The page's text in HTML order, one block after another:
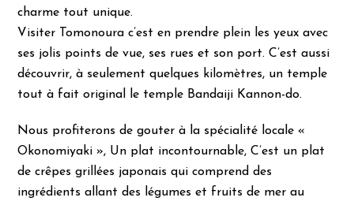
charme tout unique.
Visiter Tomonoura c’est en prendre plein les yeux avec
ses jolis points de vue, ses rues et son port. C’est aussi
découvrir, à seulement quelques kilomètres, un temple
tout à fait original le temple Bandaiji Kannon-do.
Nous profiterons de gouter à la spécialité locale «
Okonomiyaki », Un plat incontournable, C’est un plat
de crêpes grillées japonais qui comprend des
ingrédients allant des légumes et fruits de mer au